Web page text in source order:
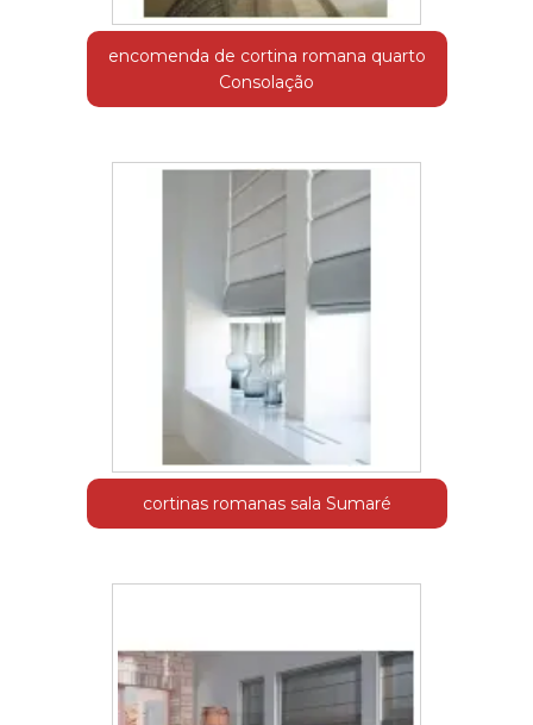
encomenda de cortina romana quarto
Consolação
cortinas romanas sala Sumaré